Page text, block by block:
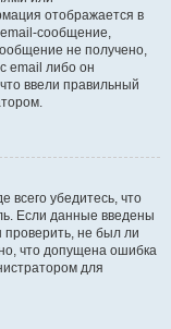
отображается в
сообщение,
не получено,
email либо он
ввели правильный
всего убедитесь, что
Если данные введены
проверить, не был ли
что допущена ошибка
для